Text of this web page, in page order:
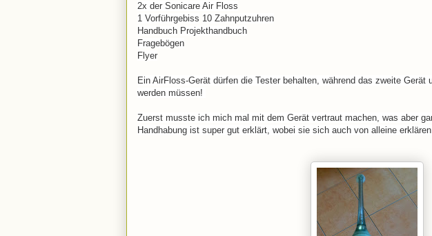
2x der Sonicare Air Floss
1 Vorführgebiss 10 Zahnputzuhren
Handbuch Projekthandbuch
Fragebögen
Flyer
Ein AirFloss-Gerät dürfen die Tester behalten, während das zweite
werden müssen!
Zuerst musste ich mich mal mit dem Gerät vertraut machen, was aber
Handhabung ist super gut erklärt, wobei sie sich auch von alleine